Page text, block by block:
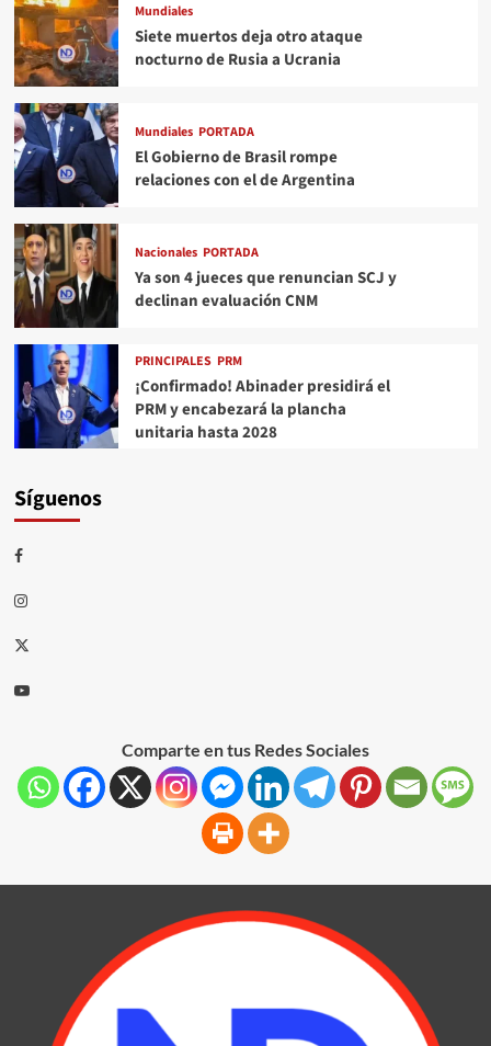
Mundiales
Siete muertos deja otro ataque
nocturno de Rusia a Ucrania
Mundiales PORTADA
El Gobierno de Brasil rompe
relaciones con el de Argentina
Nacionales PORTADA
Ya son 4 jueces que renuncian SCJ y
declinan evaluación CNM
PRINCIPALES PRM
¡Confirmado! Abinader presidirá el
PRM y encabezará la plancha
unitaria hasta 2028
Síguenos
Comparte en tus Redes Sociales